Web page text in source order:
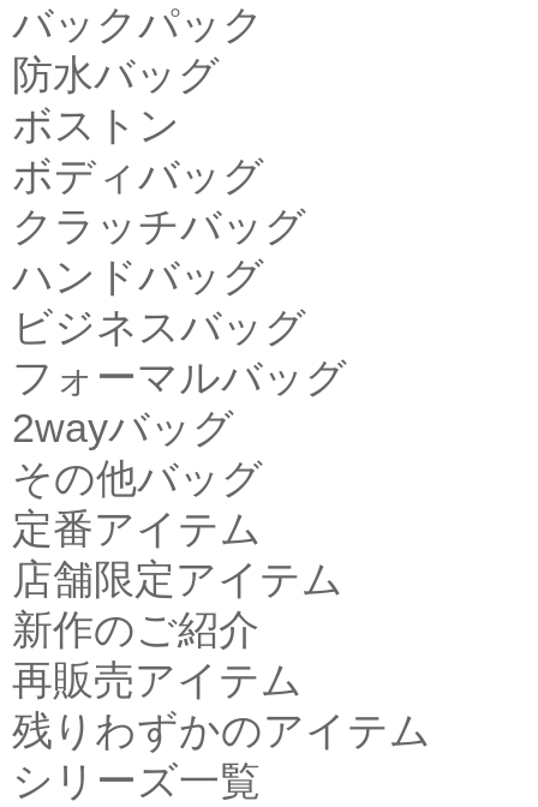
バックパック
防水バッグ
ボストン
ボディバッグ
クラッチバッグ
ハンドバッグ
ビジネスバッグ
フォーマルバッグ
2wayバッグ
その他バッグ
定番アイテム
店舗限定アイテム
新作のご紹介
再販売アイテム
残りわずかのアイテム
シリーズ一覧